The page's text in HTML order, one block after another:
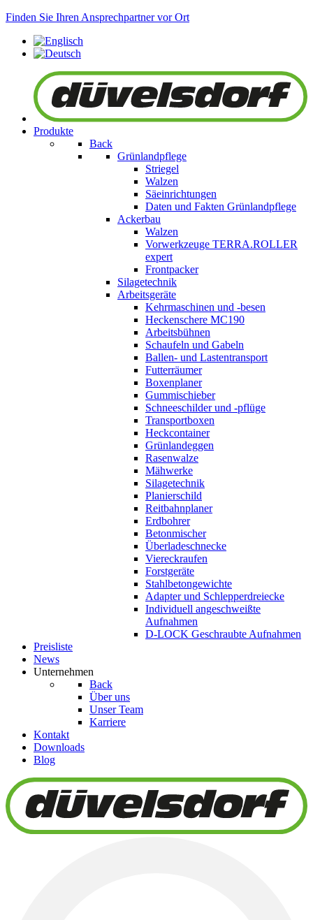
Finden Sie Ihren Ansprechpartner vor Ort
Produkte
Back
Grünlandpflege
Striegel
Walzen
Säeinrichtungen
Daten und Fakten Grünlandpflege
Ackerbau
Walzen
Vorwerkzeuge TERRA.ROLLER
expert
Frontpacker
Silagetechnik
Arbeitsgeräte
Kehrmaschinen und -besen
Heckenschere MC190
Arbeitsbühnen
Schaufeln und Gabeln
Ballen- und Lastentransport
Futterräumer
Boxenplaner
Gummischieber
Schneeschilder und -pflüge
Transportboxen
Heckcontainer
Grünlandeggen
Rasenwalze
Mähwerke
Silagetechnik
Planierschild
Reitbahnplaner
Erdbohrer
Betonmischer
Überladeschnecke
Viereckraufen
Forstgeräte
Stahlbetongewichte
Adapter und Schlepperdreiecke
Individuell angeschweißte
Aufnahmen
D-LOCK Geschraubte Aufnahmen
Preisliste
News
Unternehmen
Back
Über uns
Unser Team
Karriere
Kontakt
Downloads
Blog